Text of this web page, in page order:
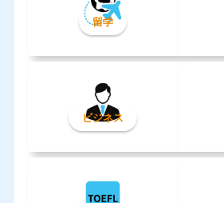
留学
ビジネス